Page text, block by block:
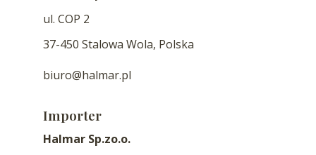
ul. COP 2
37-450 Stalowa Wola, Polska
biuro@halmar.pl
Importer
Halmar Sp.zo.o.